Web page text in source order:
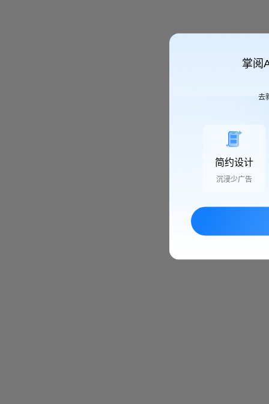
掌阅
去
简约设计
沉浸少广告